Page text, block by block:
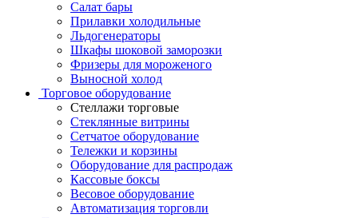
Салат бары
Прилавки холодильные
Льдогенераторы
Шкафы шоковой заморозки
Фризеры для мороженого
Выносной холод
Торговое оборудование
Стеллажи торговые
Стеклянные витрины
Сетчатое оборудование
Тележки и корзины
Оборудование для распродаж
Кассовые боксы
Весовое оборудование
Автоматизация торговли